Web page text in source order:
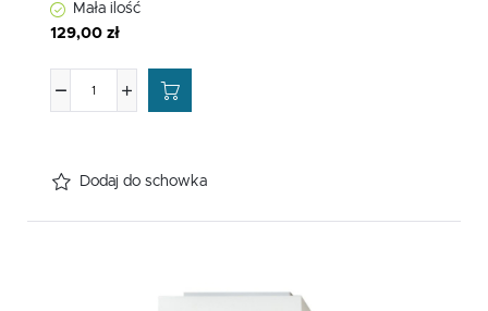
Mała ilość
129,00 zł
Dodaj do schowka